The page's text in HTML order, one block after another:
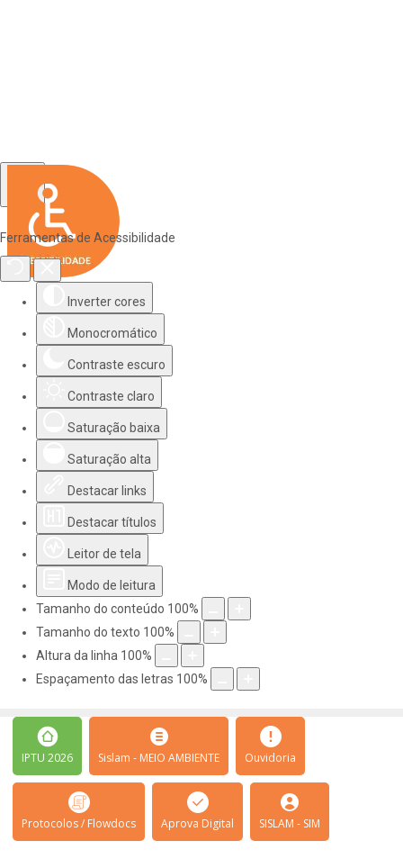
Ferramentas de Acessibilidade
Inverter cores
Monocromático
Contraste escuro
Contraste claro
Saturação baixa
Saturação alta
Destacar links
Destacar títulos
Leitor de tela
Modo de leitura
Tamanho do conteúdo 100%
Tamanho do texto 100%
Altura da linha 100%
Espaçamento das letras 100%
IPTU 2026 Sislam - MEIO AMBIENTE Ouvidoria
Protocolos / Flowdocs Aprova Digital SISLAM - SIM